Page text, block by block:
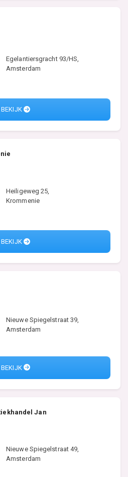
Egelantiersgracht 93/HS,
Amsterdam
BEKIJK
Heiligeweg 25,
Krommenie
BEKIJK
Nieuwe Spiegelstraat 39,
Amsterdam
BEKIJK
Jan
Nieuwe Spiegelstraat 49,
Amsterdam